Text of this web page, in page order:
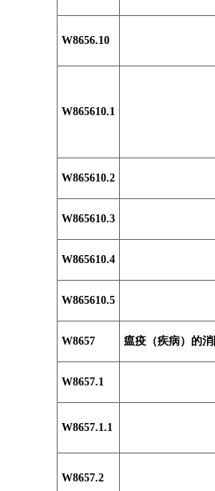
W8656.10
W865610.1
W865610.2
W865610.3
W865610.4
W865610.5
W8657 瘟疫（疾病）的
W8657.1
W8657.1.1
W8657.2